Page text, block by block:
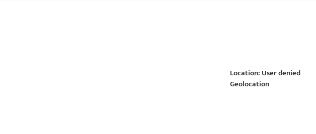
Location: User denied
Geolocation